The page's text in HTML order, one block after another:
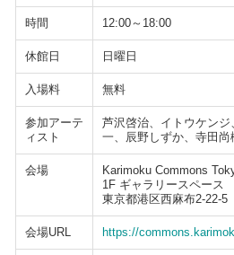
時間 12:00～18:00
休館日 日曜日
入場料 無料
参加アーテ
ィスト
芦沢啓治、イトウケン
一、辰野しずか、寺田尚
会場
Karimoku Commons
1F ギャラリースペース
東京都港区西麻布2-22-5
会場URL https://